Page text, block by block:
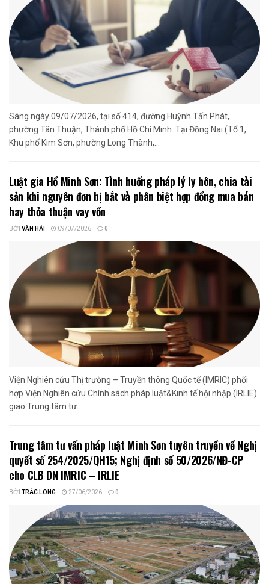
Sáng ngày 09/07/2026, tại số 414, đường Huỳnh Tấn Phát,
phường Tân Thuận, Thành phố Hồ Chí Minh. Tại Đồng Nai (Tổ 1,
Khu phố Kim Sơn, phường Long Thành,...
Luật gia Hồ Minh Sơn: Tình huống pháp lý ly hôn, chia tài
sản khi nguyên đơn bị bắt và phân biệt hợp đồng mua bán
hay thỏa thuận vay vốn
BỞI VĂN HẢI 09/07/2026 0
Viện Nghiên cứu Thị trường – Truyền thông Quốc tế (IMRIC) phối
hợp Viện Nghiên cứu Chính sách pháp luật&Kinh tế hội nhập (IRLIE)
giao Trung tâm tư...
Trung tâm tư vấn pháp luật Minh Sơn tuyên truyền về Nghị
quyết số 254/2025/QH15; Nghị định số 50/2026/NĐ-CP
cho CLB DN IMRIC – IRLIE
BỞI TRẮC LONG 27/06/2026 0